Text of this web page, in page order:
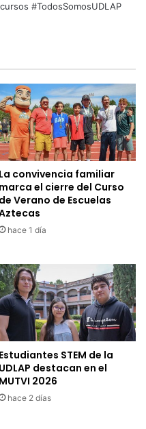
#TodosSomosUDLAP
La convivencia familiar
marca el cierre del Curso
de Verano de Escuelas
hace 1 día
Estudiantes STEM de la
UDLAP destacan en el
MUTVI 2026
hace 2 días